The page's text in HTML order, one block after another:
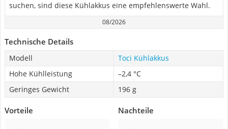
suchen, sind diese Kühlakkus eine empfehlenswerte Wahl.
08/2026
Technische Details
Modell
Toci Kühlakkus
Hohe Kühlleistung
–2,4 °C
Geringes Gewicht
196 g
Vorteile Nachteile